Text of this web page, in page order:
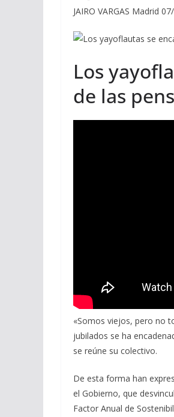
JAIRO VARGAS Madrid
Los
de las
«Somos viejos, pero no
jubilados se ha
se reúne su colectivo.
De esta forma han
el Gobierno, que
Factor Anual de